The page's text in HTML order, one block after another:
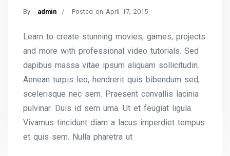
By - admin Posted on April 17, 2015
Learn to create stunning movies, games, projects
and more with professional video tutorials. Sed
dapibus massa vitae ipsum aliquam sollicitudin.
Aenean turpis leo, hendrerit quis bibendum sed,
scelerisque nec sem. Praesent convallis lacinia
pulvinar. Duis id sem urna. Ut et feugiat ligula.
Vivamus tincidunt diam a lacus imperdiet tempus
et quis sem. Nulla pharetra ut